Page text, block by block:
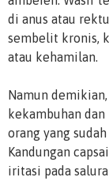
di anus atau
sembelit kronis,
atau kehamilan.
Namun
kekambuhan
orang yang
Kandungan
iritasi pada